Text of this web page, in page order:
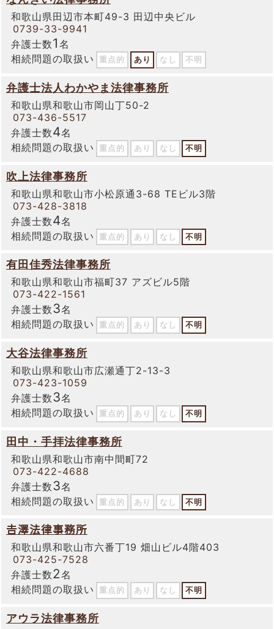
和歌山県田辺市本町49-3 田辺中央ビル
0739-33-9941
弁護士数1 名
相続問題の取扱い
重点的 あり なし 不明
弁護士法人わかやま法律事務所
和歌山県和歌山市岡山丁50-2
073-436-5517
弁護士数4名
相続問題の取扱い
重点的 あり なし 不明
吹上法律事務所
和歌山県和歌山市小松原通3-68 TEビル3階
073-428-3818
弁護士数4名
相続問題の取扱い
重点的 あり なし 不明
有田佳秀法律事務所
和歌山県和歌山市福町37 アズビル5階
073-422-1561
弁護士数3名
相続問題の取扱い
重点的 あり なし 不明
大谷法律事務所
和歌山県和歌山市広瀬通丁2-13-3
073-423-1059
弁護士数3名
相続問題の取扱い
重点的 あり なし 不明
田中・手拝法律事務所
和歌山県和歌山市南中間町72
073-422-4688
弁護士数3名
相続問題の取扱い
重点的 あり なし 不明
𠮷澤法律事務所
和歌山県和歌山市六番丁19 畑山ビル4階403
073-425-7528
弁護士数2名
相続問題の取扱い
重点的 あり なし 不明
アウラ法律事務所